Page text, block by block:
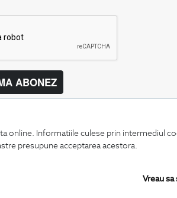
online. Informatiile culese prin intermediul
presupune acceptarea acestora.
Vreau
ABONEZ
Facebook
LinkedIn